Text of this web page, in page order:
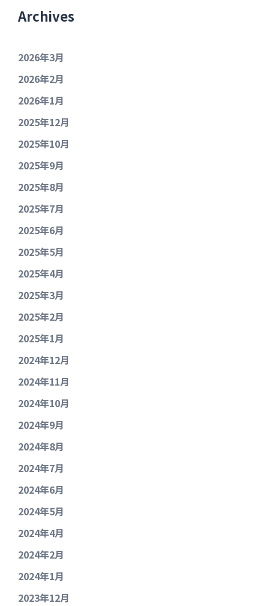
Archives
2026年3月
2026年2月
2026年1月
2025年12月
2025年10月
2025年9月
2025年8月
2025年7月
2025年6月
2025年5月
2025年4月
2025年3月
2025年2月
2025年1月
2024年12月
2024年11月
2024年10月
2024年9月
2024年8月
2024年7月
2024年6月
2024年5月
2024年4月
2024年2月
2024年1月
2023年12月